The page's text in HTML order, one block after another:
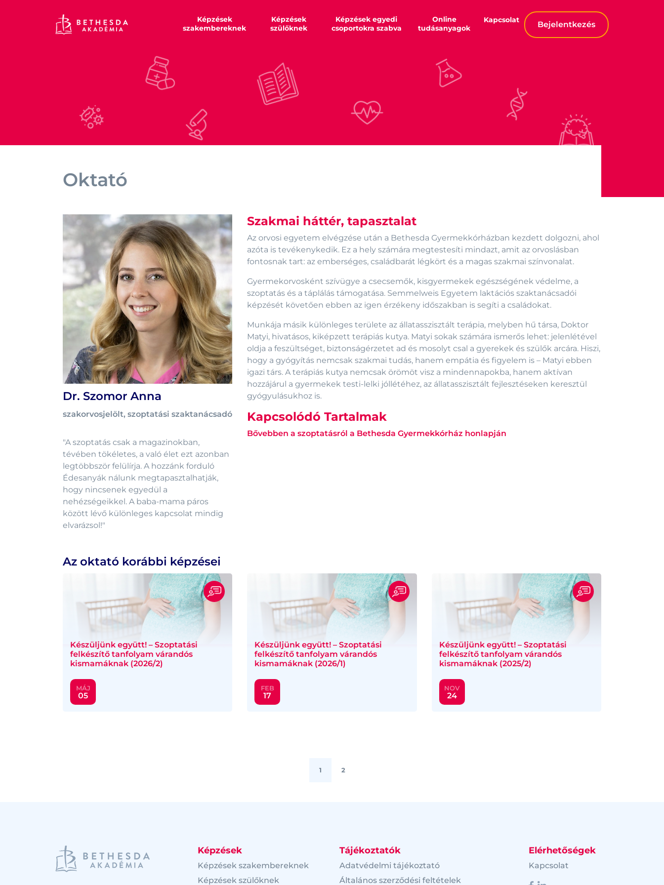
Képzések
szakembereknek
Képzések
szülőknek
Képzések egyedi
csoportokra szabva
Online
tudásanyagok
Kapcsolat Bejelentkezés
Oktató
Dr. Szomor Anna
szakorvosjelölt, szoptatási szaktanácsadó
"A szoptatás csak a magazinokban,
tévében tökéletes, a való élet ezt azonban
legtöbbször felülírja. A hozzánk forduló
Édesanyák nálunk megtapasztalhatják,
hogy nincsenek egyedül a
nehézségeikkel. A baba-mama páros
között lévő különleges kapcsolat mindig
Szakmai háttér, tapasztalat
Az orvosi egyetem elvégzése után a Bethesda Gyermekkórházban kezdett dolgozni, ahol
azóta is tevékenykedik. Ez a hely számára megtestesíti mindazt, amit az orvoslásban
fontosnak tart: az emberséges, családbarát légkört és a magas szakmai színvonalat.
Gyermekorvosként szívügye a csecsemők, kisgyermekek egészségének védelme, a
szoptatás és a táplálás támogatása. Semmelweis Egyetem laktációs szaktanácsadói
képzését követően ebben az igen érzékeny időszakban is segíti a családokat.
Munkája másik különleges területe az állatasszisztált terápia, melyben hű társa, Doktor
Matyi, hivatásos, kiképzett terápiás kutya. Matyi sokak számára ismerős lehet: jelenlétével
oldja a feszültséget, biztonságérzetet ad és mosolyt csal a gyerekek és szülők arcára. Hiszi,
hogy a gyógyítás nemcsak szakmai tudás, hanem empátia és figyelem is – Matyi ebben
igazi társ. A terápiás kutya nemcsak örömöt visz a mindennapokba, hanem aktívan
hozzájárul a gyermekek testi-lelki jóllétéhez, az állatasszisztált fejlesztéseken keresztül
gyógyulásukhoz is.
Kapcsolódó Tartalmak
Bővebben a szoptatásról a Bethesda Gyermekkórház honlapján
Az oktató korábbi képzései
Készüljünk együtt! – Szoptatási
felkészítő tanfolyam várandós
kismamáknak (2026/2)
MÁJ
05
Készüljünk együtt! – Szoptatási
felkészítő tanfolyam várandós
kismamáknak (2026/1)
FEB
17
Készüljünk együtt! – Szoptatási
felkészítő tanfolyam várandós
kismamáknak (2025/2)
NOV
24
1 2
Képzések
Képzések szakembereknek
Képzések szülőknek
Tájékoztatók
Adatvédelmi tájékoztató
Általános szerződési feltételek
Elérhetőségek
Kapcsolat